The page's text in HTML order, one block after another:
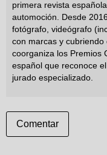
primera revista
automoción. Desde
fotógrafo, videógrafo
con marcas y
coorganiza los Premios
español que reconoce
jurado especializado.
Comentar